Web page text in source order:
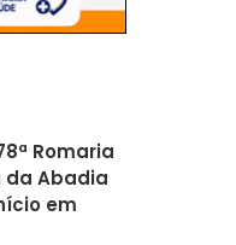
Romaria
da Abadia
em